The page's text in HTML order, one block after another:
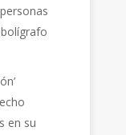
en su